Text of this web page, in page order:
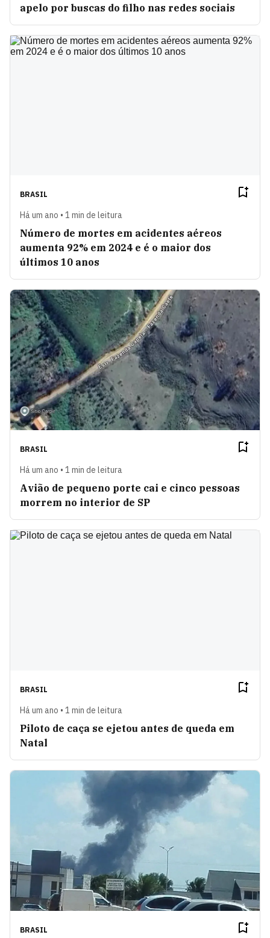
apelo por buscas do filho nas redes sociais
BRASIL
Há um ano • 1 min de leitura
Número de mortes em acidentes aéreos
aumenta 92% em 2024 e é o maior dos
últimos 10 anos
BRASIL
Há um ano • 1 min de leitura
Avião de pequeno porte cai e cinco pessoas
morrem no interior de SP
BRASIL
Há um ano • 1 min de leitura
Piloto de caça se ejetou antes de queda em
Natal
BRASIL